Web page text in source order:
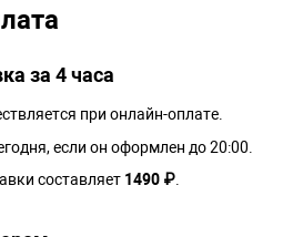
за 4 часа
при онлайн-оплате.
если он оформлен до 20:00.
составляет 1490 ₽